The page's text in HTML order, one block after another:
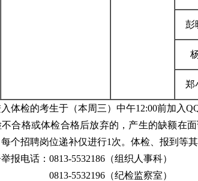
彭
郑
体检的考生于（本周三）中午12:00前加入
合格或体检合格后放弃的，产生的缺额在
个招聘岗位递补仅进行1次。体检、报到等
报电话：0813-5532186（组织人事科）
5532196（纪检监察室）